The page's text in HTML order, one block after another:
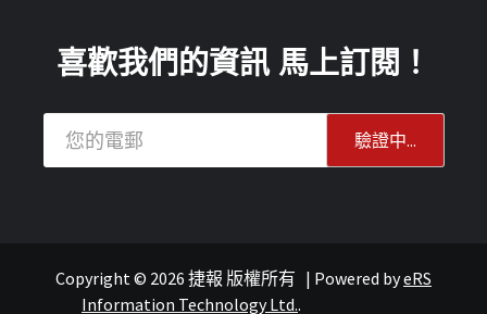
文化
喜歡我們的資訊 馬上訂閱！
Copyright © 2026 捷報 版權所有 | Powered byeRS
Information Technology Ltd..